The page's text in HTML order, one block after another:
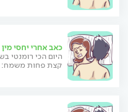
כאב אחרי יחסי מין
היום הכי רומנטי
קצת פחות משמח: